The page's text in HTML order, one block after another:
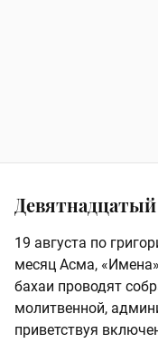
19 августа по
месяц Асма,
бахаи проводят
молитвенной,
приветствуя